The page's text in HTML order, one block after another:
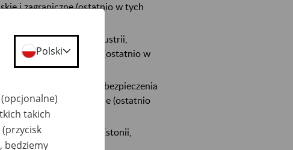
i zagraniczne (ostatnio w tych
i mieszkają: w Austrii,
polskie i zagraniczne (ostatnio w
tylko polskie okresy ubezpieczenia
polskie i zagraniczne (ostatnio
i mieszkają: w Estonii,
mają łączone okresy
Polski
takich
będziemy